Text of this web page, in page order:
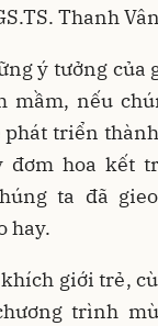
Thanh
ý tưởng của
mầm, nếu
phát triển
đơm hoa kết
ta đã
hay.
giới trẻ,
trình